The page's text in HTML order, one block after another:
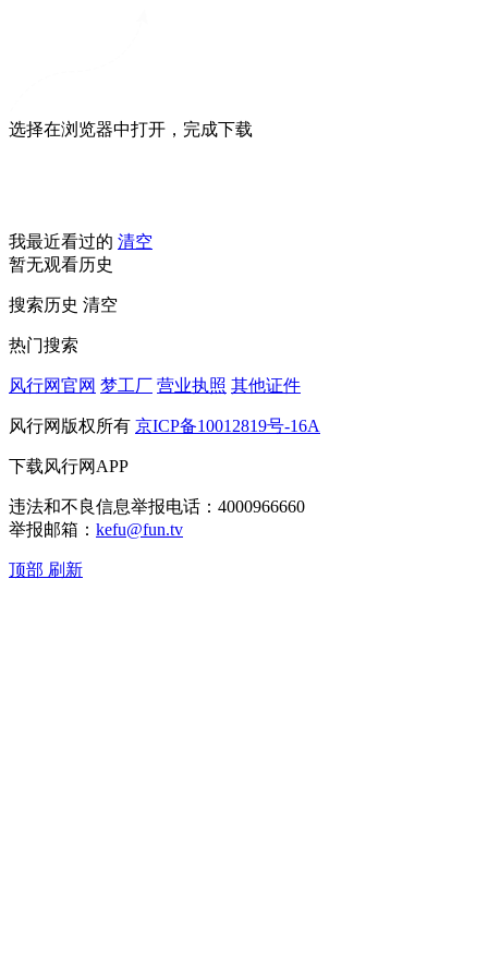
选择在浏览器中打开，完成下载
我最近看过的 清空
暂无观看历史
搜索历史 清空
热门搜索
风行网官网 梦工厂 营业执照 其他证件
风行网版权所有 京ICP备10012819号-16A
下载风行网APP
违法和不良信息举报电话：4000966660
举报邮箱： kefu@fun.tv
顶部 刷新